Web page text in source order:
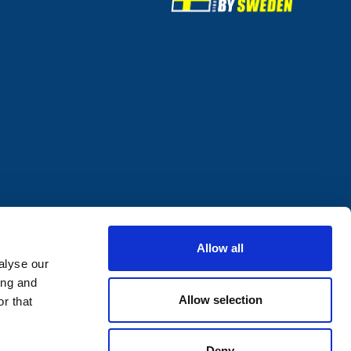
our
and
that
Allow all
Allow selection